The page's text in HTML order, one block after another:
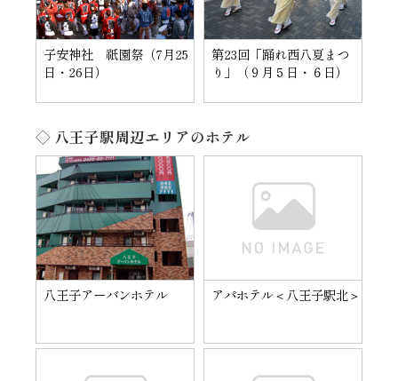
子安神社 祇園祭（7月25
日・26日）
第23回「踊れ西八夏まつ
り」（９月５日・６日）
◇ 八王子駅周辺エリアのホテル
八王子アーバンホテル アパホテル＜八王子駅北＞